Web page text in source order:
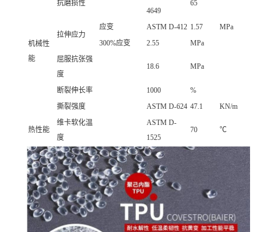
机械性
能
抗磨损性
4649
65
拉伸应力
应变 ASTM D-412 1.57
MPa
300%应变
2.55
MPa
屈服抗张强
度
18.6 MPa
断裂伸长率 1000
%
撕裂强度
ASTM D-624 47.1 KN/m
热性能
维卡软化温
度
ASTM D-
1525
70 ℃